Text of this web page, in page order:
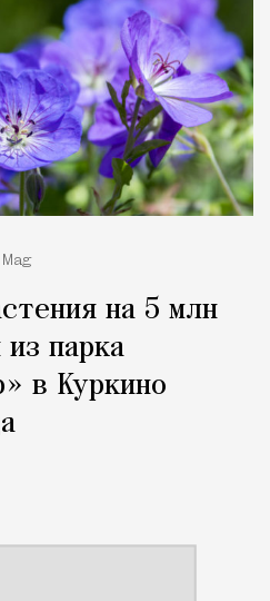
на 5 млн
парка
в Куркино